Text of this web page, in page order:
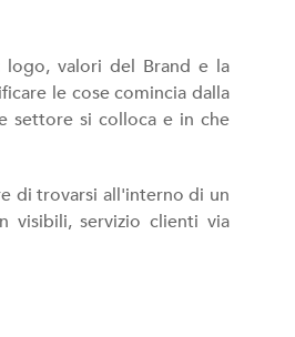
logo, valori del Brand e la
le cose comincia dalla
settore si colloca e in che
di trovarsi all'interno di un
visibili, servizio clienti via
APP IOS / ANDROID
Realizziamo